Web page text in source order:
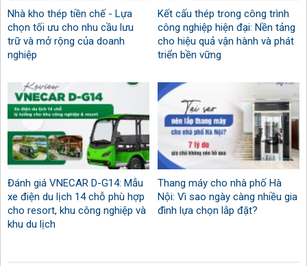
Nhà kho thép tiền chế - Lựa
chọn tối ưu cho nhu cầu lưu
trữ và mở rộng của doanh
nghiệp
Kết cấu thép trong công trình
công nghiệp hiện đại: Nền tảng
cho hiệu quả vận hành và phát
triển bền vững
Đánh giá VNECAR D-G14: Mẫu
xe điện du lịch 14 chỗ phù hợp
cho resort, khu công nghiệp và
khu du lịch
Thang máy cho nhà phố Hà
Nội: Vì sao ngày càng nhiều gia
đình lựa chọn lắp đặt?